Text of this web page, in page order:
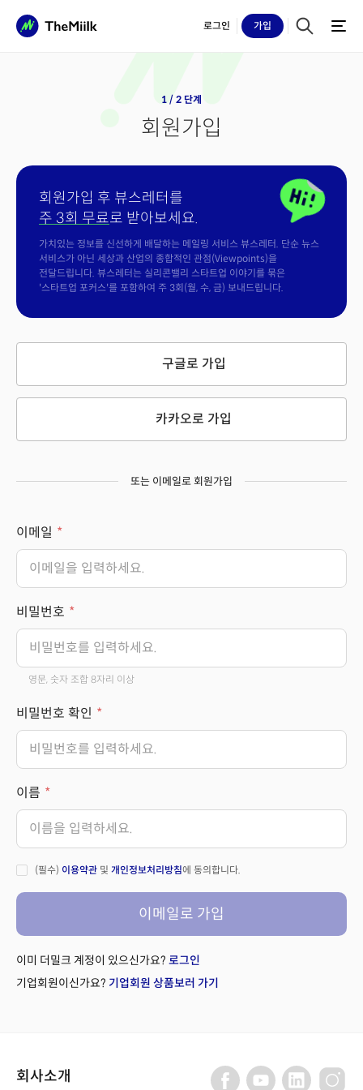
로그인 가입
1 / 2 단계
회원가입
회원가입 후 뷰스레터를
주 3회 무료로 받아보세요.
가치있는 정보를 신선하게 배달하는 메일링 서비스 뷰스레터. 단순 뉴스
서비스가 아닌 세상과 산업의 종합적인 관점(Viewpoints)을
전달드립니다. 뷰스레터는 실리콘밸리 스타트업 이야기를 묶은
'스타트업 포커스'를 포함하여 주 3회(월, 수, 금) 보내드립니다.
구글로 가입
카카오로 가입
또는 이메일로 회원가입
이메일
비밀번호
영문, 숫자 조합 8자리 이상
비밀번호 확인
이름
(필수) 이용약관 및 개인정보처리방침에 동의합니다.
이메일로 가입
이미 더밀크 계정이 있으신가요? 로그인
기업회원이신가요? 기업회원 상품보러 가기
회사소개